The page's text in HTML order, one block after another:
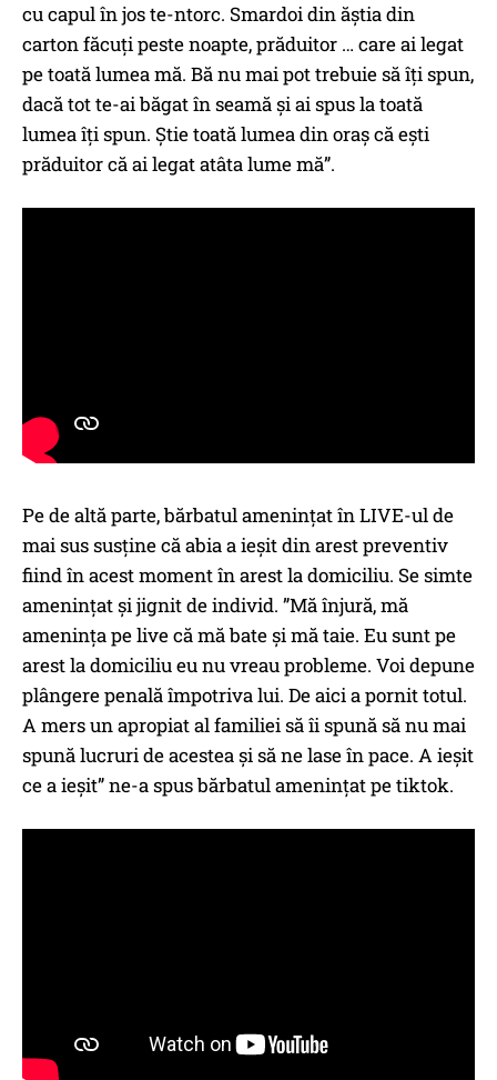
cu capul în jos te-ntorc. Smardoi din ăștia din
carton făcuți peste noapte, prăduitor … care ai legat
pe toată lumea mă. Bă nu mai pot trebuie să îți spun,
dacă tot te-ai băgat în seamă și ai spus la toată
lumea îți spun. Știe toată lumea din oraș că ești
prăduitor că ai legat atâta lume mă”.
Pe de altă parte, bărbatul amenințat în LIVE-ul de
mai sus susține că abia a ieșit din arest preventiv
fiind în acest moment în arest la domiciliu. Se simte
amenințat și jignit de individ. ”Mă înjură, mă
amenința pe live că mă bate și mă taie. Eu sunt pe
arest la domiciliu eu nu vreau probleme. Voi depune
plângere penală împotriva lui. De aici a pornit totul.
A mers un apropiat al familiei să îi spună să nu mai
spună lucruri de acestea și să ne lase în pace. A ieșit
ce a ieșit” ne-a spus bărbatul amenințat pe tiktok.